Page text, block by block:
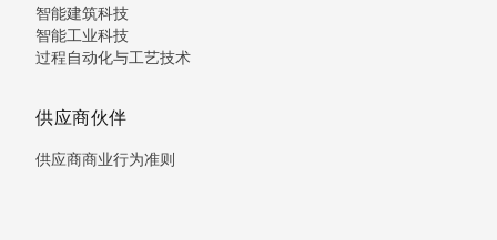
智能建筑科技
智能工业科技
过程自动化与工艺技术
供应商伙伴
供应商商业行为准则